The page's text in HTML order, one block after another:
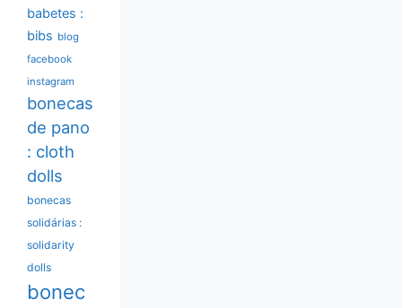
babetes :
bibs blog
facebook
instagram
bonecas
de pano
: cloth
dolls
bonecas
solidárias :
solidarity
dolls
bonec